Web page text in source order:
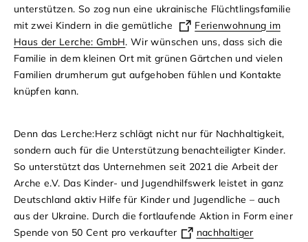
unterstützen. So zog nun eine ukrainische Flüchtlingsfamilie
mit zwei Kindern in die gemütliche
Ferienwohnung im
Haus der Lerche: GmbH. Wir wünschen uns, dass sich die
Familie in dem kleinen Ort mit grünen Gärtchen und vielen
Familien drumherum gut aufgehoben fühlen und Kontakte
knüpfen kann.
Denn das Lerche:Herz schlägt nicht nur für Nachhaltigkeit,
sondern auch für die Unterstützung benachteiligter Kinder.
So unterstützt das Unternehmen seit 2021 die Arbeit der
Arche e.V. Das Kinder- und Jugendhilfswerk leistet in ganz
Deutschland aktiv Hilfe für Kinder und Jugendliche – auch
aus der Ukraine. Durch die fortlaufende Aktion in Form einer
Spende von 50 Cent pro verkaufter
nachhaltiger